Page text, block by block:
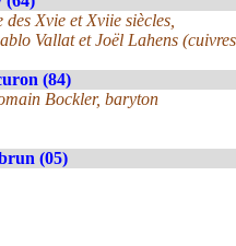
Xvie et Xviie siècles,
Vallat et Joël Lahens
(84)
Bockler, baryton
(05)